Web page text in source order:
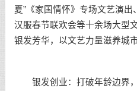
夏”《家国情怀》专场文艺演
汉服春节联欢会等十余场大型
银发芳华，以文艺力量滋养城市
银发创业：打破年龄边界，